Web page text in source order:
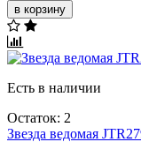
в корзину
Есть в наличии
Остаток: 2
Звезда ведомая